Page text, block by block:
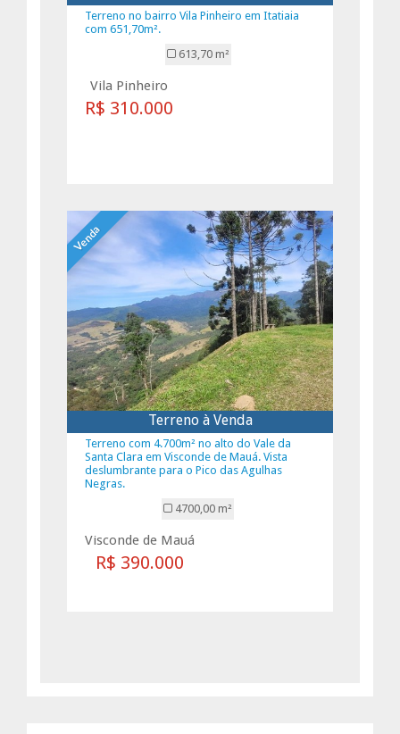
Terreno no bairro Vila Pinheiro em Itatiaia
com 651,70m².
613,70 m²
Vila Pinheiro
R$ 310.000
Venda
Terreno à Venda
Terreno com 4.700m² no alto do Vale da
Santa Clara em Visconde de Mauá. Vista
deslumbrante para o Pico das Agulhas
Negras.
4700,00 m²
Visconde de Mauá
R$ 390.000